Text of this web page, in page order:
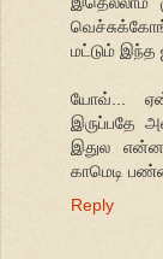
மட்டும் இந்த
யோவ்... ஏன்
இருப்பதே
இதுல என்ன
காமெடி
Reply